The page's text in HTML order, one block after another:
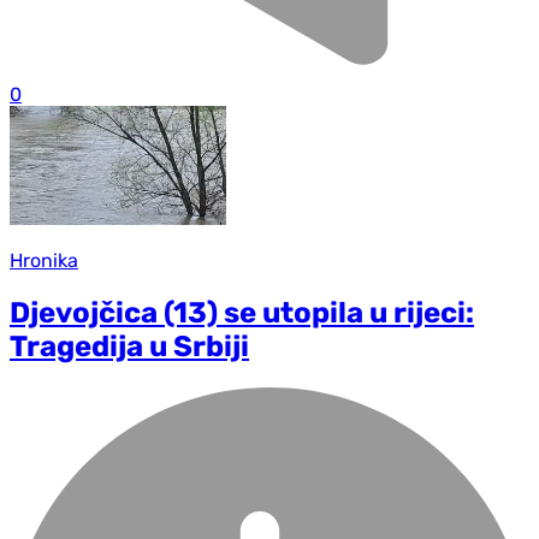
0
Hronika
Djevojčica (13) se utopila u rijeci:
Tragedija u Srbiji